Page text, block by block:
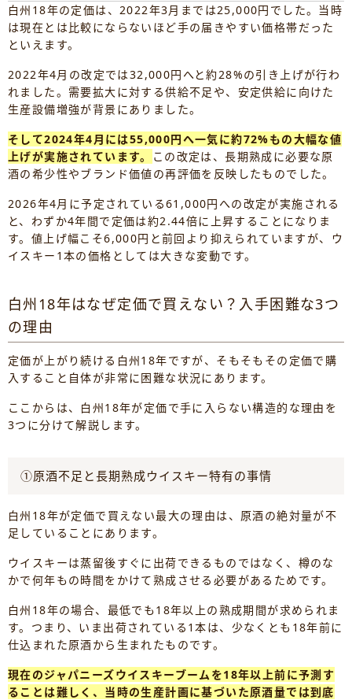
白州18年の定価は、2022年3月までは25,000円でした。当時
は現在とは比較にならないほど手の届きやすい価格帯だった
といえます。
2022年4月の改定では32,000円へと約28%の引き上げが行わ
れました。需要拡大に対する供給不足や、安定供給に向けた
生産設備増強が背景にありました。
そして2024年4月には55,000円へ一気に約72%もの大幅な値
上げが実施されています。
この改定は、長期熟成に必要な原
酒の希少性やブランド価値の再評価を反映したものでした。
2026年4月に予定されている61,000円への改定が実施される
と、わずか4年間で定価は約2.44倍に上昇することになりま
す。値上げ幅こそ6,000円と前回より抑えられていますが、ウ
イスキー1本の価格としては大きな変動です。
白州18年はなぜ定価で買えない？入手困難な3つ
の理由
定価が上がり続ける白州18年ですが、そもそもその定価で購
入すること自体が非常に困難な状況にあります。
ここからは、白州18年が定価で手に入らない構造的な理由を
3つに分けて解説します。
①原酒不足と長期熟成ウイスキー特有の事情
白州18年が定価で買えない最大の理由は、原酒の絶対量が不
足していることにあります。
ウイスキーは蒸留後すぐに出荷できるものではなく、樽のな
かで何年もの時間をかけて熟成させる必要があるためです。
白州18年の場合、最低でも18年以上の熟成期間が求められま
す。つまり、いま出荷されている1本は、少なくとも18年前に
仕込まれた原酒から生まれたものです。
現在のジャパニーズウイスキーブームを18年以上前に予測す
ることは難しく、当時の生産計画に基づいた原酒量では到底